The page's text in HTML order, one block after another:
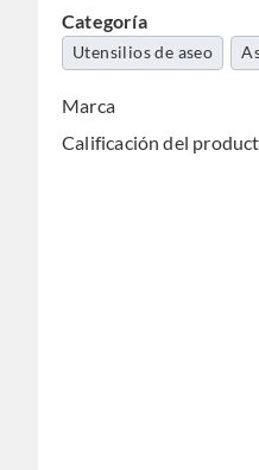
Categoría
Utensilios de aseo
Marca
Calificación del